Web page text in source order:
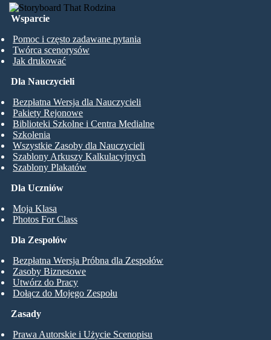
Wsparcie
Pomoc i często zadawane pytania
Twórca scenorysów
Jak drukować
Dla Uczniów
Moja Klasa
Photos For Class
Dla Nauczycieli
Bezpłatna Wersja dla Nauczycieli
Pakiety Rejonowe
Biblioteki Szkolne i Centra Medialne
Szkolenia
Wszystkie Zasoby dla Nauczycieli
Szablony Arkuszy Kalkulacyjnych
Szablony Plakatów
Dla Zespołów
Bezpłatna Wersja Próbna dla Zespołów
Zasoby Biznesowe
Utwórz do Pracy
Dołącz do Mojego Zespołu
Zasady
Prawa Autorskie i Użycie Scenopisu